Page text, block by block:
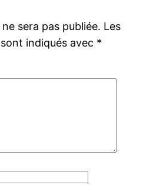
sera pas publiée. Les
indiqués avec *